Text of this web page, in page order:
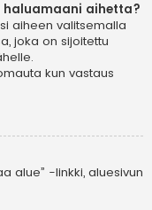
haluamaani aihetta?
aiheen valitsemalla
joka on sijoitettu
kun vastaus
alue” -linkki, aluesivun